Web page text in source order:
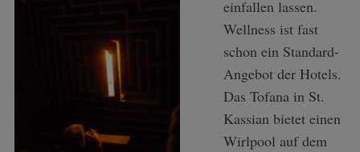
einfallen lassen.
Wellness ist fast
schon ein Standard-
Angebot der Hotels.
Das Tofana in St.
Kassian bietet einen
Wirlpool auf dem